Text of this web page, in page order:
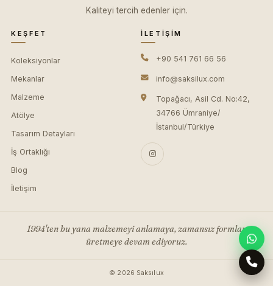
Kaliteyi tercih edenler için.
KEŞFET
Koleksiyonlar
Mekanlar
Malzeme
Atölye
Tasarım Detayları
İş Ortaklığı
Blog
İletişim
İLETIŞIM
+90 541 761 66 56
info@saksilux.com
Topağacı, Asil Cd. No:42,
34766 Ümraniye/
İstanbul/Türkiye
1994'ten bu yana malzemeyi anlamaya, zamansız formlar
üretmeye devam ediyoruz.
© 2026 Saksılux